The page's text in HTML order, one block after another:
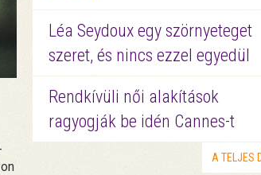
Léa Seydoux egy szörnyeteget
szeret, és nincs ezzel egyedül
Rendkívüli női alakítások
ragyogják be idén Cannes-t
A TELJES